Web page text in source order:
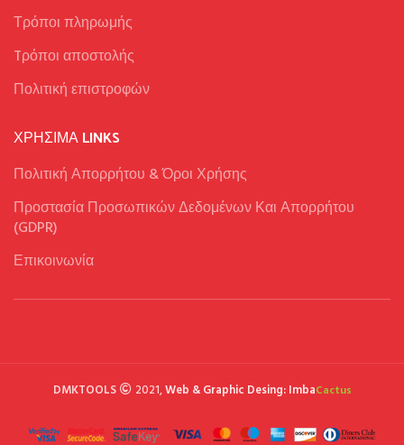
Τρόποι πληρωμής
Tρόποι αποστολής
Πολιτική επιστροφών
ΧΡΉΣΙΜΑ LINKS
Πολιτική Απορρήτου & Όροι Χρήσης
Προστασία Προσωπικών Δεδομένων Και Απορρήτου
(GDPR)
Επικοινωνία
DMKTOOLS 2021,Web & Graphic Desing: ImbaCactus